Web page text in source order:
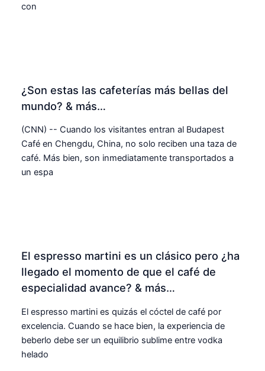
con
¿Son estas las cafeterías más bellas del
mundo? & más…
(CNN) -- Cuando los visitantes entran al Budapest
Café en Chengdu, China, no solo reciben una taza de
café. Más bien, son inmediatamente transportados a
un espa
El espresso martini es un clásico pero ¿ha
llegado el momento de que el café de
especialidad avance? & más…
El espresso martini es quizás el cóctel de café por
excelencia. Cuando se hace bien, la experiencia de
beberlo debe ser un equilibrio sublime entre vodka
helado